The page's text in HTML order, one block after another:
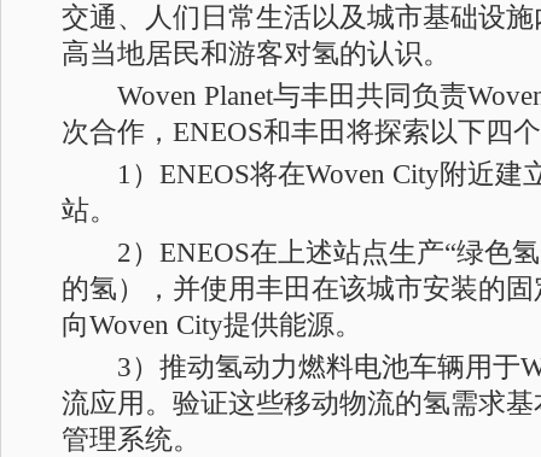
交通、人们日常生活以及城市基础设
高当地居民和游客对氢的认识。
Woven Planet与丰田共同负责
次合作，ENEOS和丰田将探索以下四
1）ENEOS将在Woven City附近建
站。
2）ENEOS在上述站点生产“绿色氢
的氢），并使用丰田在该城市安装的
向Woven City提供能源。
3）推动氢动力燃料电池车辆用于
流应用。验证这些移动物流的氢需求
管理系统。